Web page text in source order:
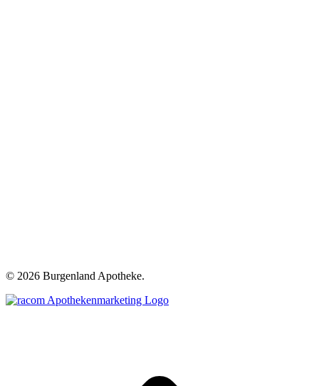
© 2026 Burgenland Apotheke.